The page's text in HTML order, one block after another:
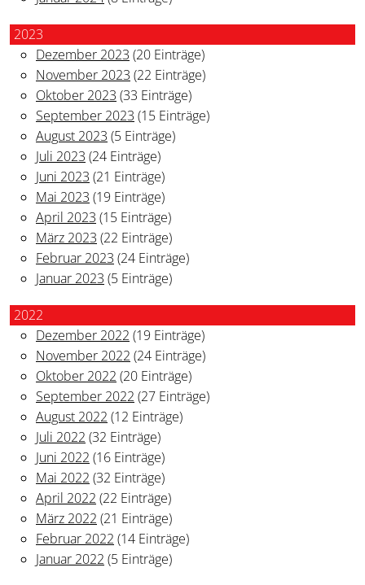
2023
Dezember 2023 (20 Einträge)
November 2023 (22 Einträge)
Oktober 2023 (33 Einträge)
September 2023 (15 Einträge)
August 2023 (5 Einträge)
Juli 2023 (24 Einträge)
Juni 2023 (21 Einträge)
Mai 2023 (19 Einträge)
April 2023 (15 Einträge)
März 2023 (22 Einträge)
Februar 2023 (24 Einträge)
Januar 2023 (5 Einträge)
2022
Dezember 2022 (19 Einträge)
November 2022 (24 Einträge)
Oktober 2022 (20 Einträge)
September 2022 (27 Einträge)
August 2022 (12 Einträge)
Juli 2022 (32 Einträge)
Juni 2022 (16 Einträge)
Mai 2022 (32 Einträge)
April 2022 (22 Einträge)
März 2022 (21 Einträge)
Februar 2022 (14 Einträge)
Januar 2022 (5 Einträge)